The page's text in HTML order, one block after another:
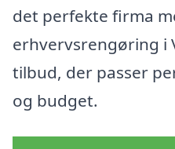
det perfekte firma
erhvervsrengøring i
tilbud, der passer
og budget.